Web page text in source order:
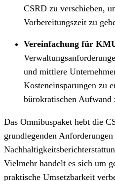
CSRD zu verschieben,
Vorbereitungszeit zu
Vereinfachung für
und mittlere
Kosteneinsparungen zu
bürokratischen Aufwand
Das Omnibuspaket hebt die
grundlegenden
Vielmehr handelt es sich um
praktische Umsetzbarkeit